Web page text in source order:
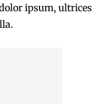
ipsum, ultrices